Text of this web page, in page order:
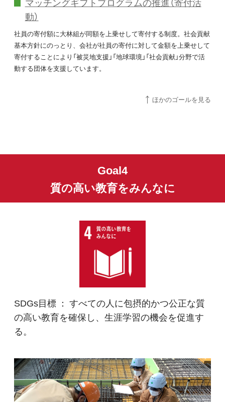
動）
社員の寄付額に大林組が同額を上乗せして寄付する制度。社会貢献
基本方針にのっとり、会社が社員の寄付に対して金額を上乗せして
寄付することにより「被災地支援」「地球環境」「社会貢献」分野で活
動する団体を支援しています。
ほかのゴールを見る
Goal4
質の高い教育をみんなに
SDGs目標 ： すべての人に包摂的かつ公正な質
の高い教育を確保し、生涯学習の機会を促進す
る。